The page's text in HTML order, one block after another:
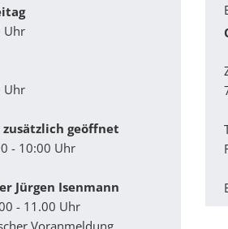
Uhr
Uhr
geöffnet
- 10:00 Uhr
Jürgen Isenmann
- 11.00 Uhr
Voranmeldung